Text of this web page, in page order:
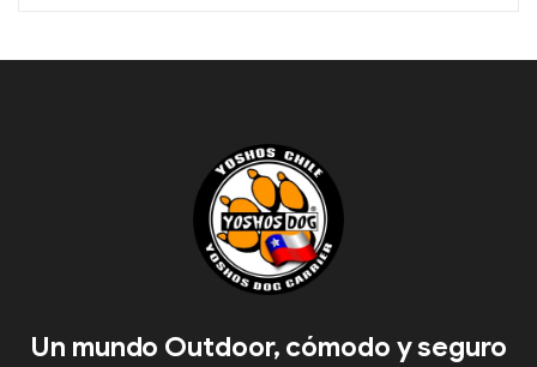
Un mundo Outdoor, cómodo y seguro